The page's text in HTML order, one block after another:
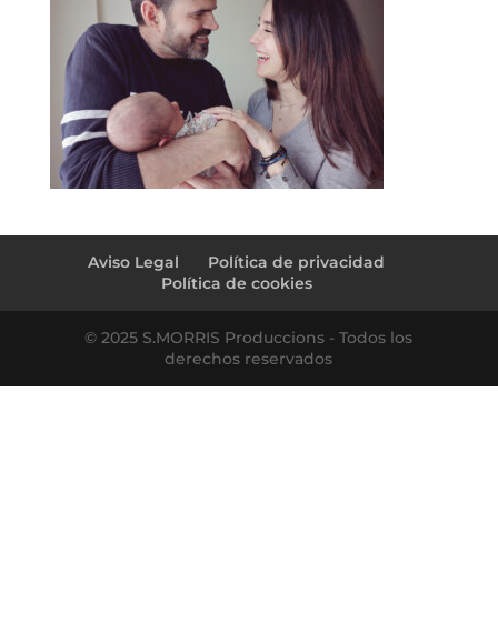
Aviso Legal
Política de privacidad
Política de cookies
© 2025 S.MORRIS Produccions - Todos los
derechos reservados